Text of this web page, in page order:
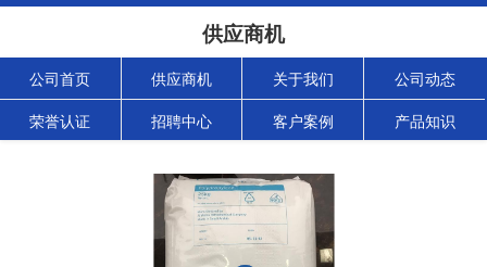
供应商机
公司首页 供应商机 关于我们 公司动态
荣誉认证 招聘中心 客户案例 产品知识